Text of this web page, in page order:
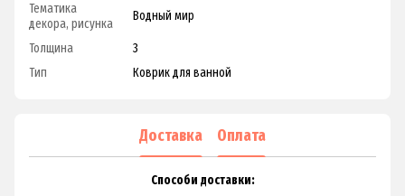
Тематика
декора, рисунка
Водный мир
Толщина
3
Тип
Коврик для ванной
Доставка Оплата
Способи доставки: